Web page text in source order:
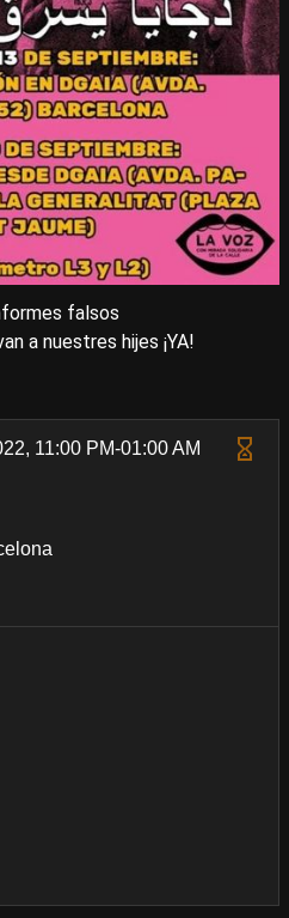
falsos
a nuestres hijes ¡YA!
11:00 PM-01:00 AM